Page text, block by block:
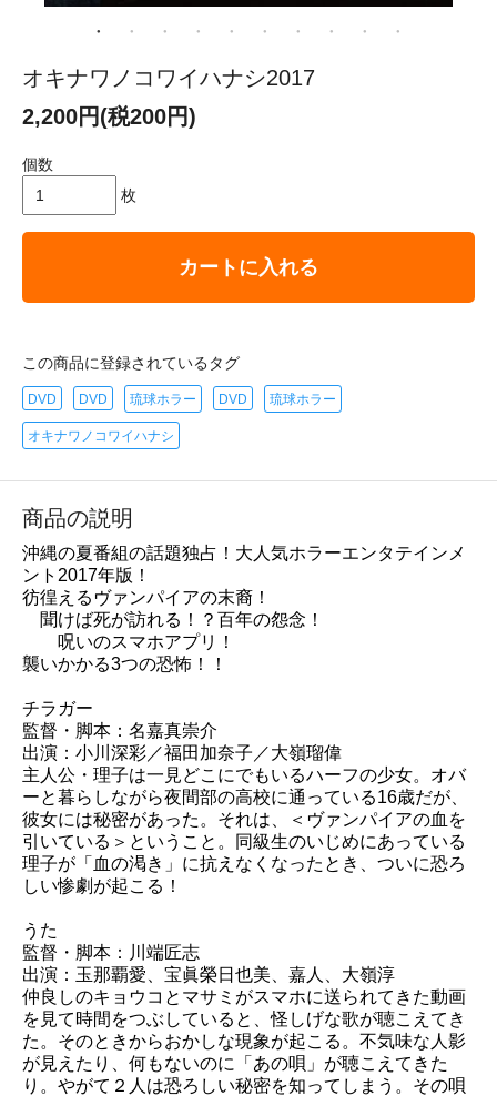
オキナワノコワイハナシ2017
2,200円(税200円)
個数
枚
カートに入れる
この商品に登録されているタグ
DVD DVD 琉球ホラー DVD 琉球ホラー
オキナワノコワイハナシ
商品の説明
沖縄の夏番組の話題独占！大人気ホラーエンタテインメ
ント2017年版！
彷徨えるヴァンパイアの末裔！
聞けば死が訪れる！？百年の怨念！
呪いのスマホアプリ！
襲いかかる3つの恐怖！！
チラガー
監督・脚本：名嘉真崇介
出演：小川深彩／福田加奈子／大嶺瑠偉
主人公・理子は一見どこにでもいるハーフの少女。オバ
ーと暮らしながら夜間部の高校に通っている16歳だが、
彼女には秘密があった。それは、＜ヴァンパイアの血を
引いている＞ということ。同級生のいじめにあっている
理子が「血の渇き」に抗えなくなったとき、ついに恐ろ
しい惨劇が起こる！
うた
監督・脚本：川端匠志
出演：玉那覇愛、宝眞榮日也美、嘉人、大嶺淳
仲良しのキョウコとマサミがスマホに送られてきた動画
を見て時間をつぶしていると、怪しげな歌が聴こえてき
た。そのときからおかしな現象が起こる。不気味な人影
が見えたり、何もないのに「あの唄」が聴こえてきた
り。やがて２人は恐ろしい秘密を知ってしまう。その唄